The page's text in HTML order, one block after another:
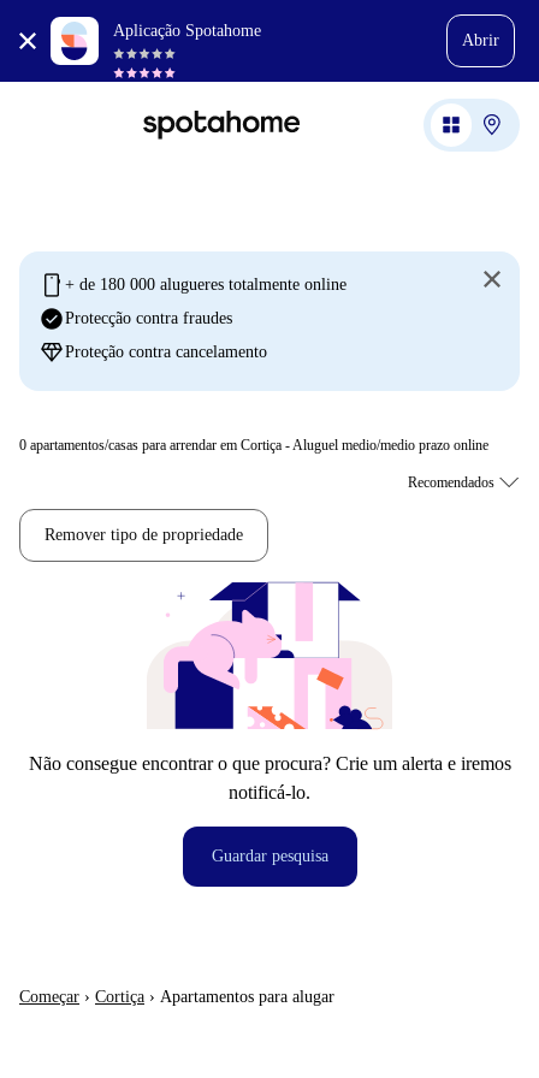
Aplicação Spotahome
Abrir
mobile + de 180 000 alugueres totalmente online
check_circleProtecção contra fraudes
diamondProteção contra cancelamento
0 apartamentos/casas para arrendar em Cortiça - Aluguel medio/medio prazo online
Remover tipo de propriedade
Não consegue encontrar o que procura? Crie um alerta e iremos
notificá-lo.
Guardar pesquisa
Começar › Cortiça › Apartamentos para alugar